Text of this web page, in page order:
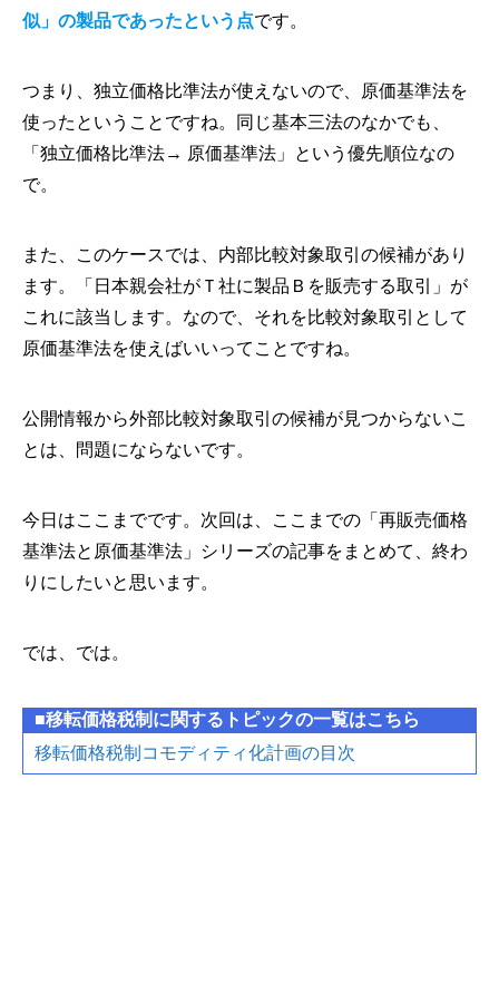
似」の製品であったという点です。
つまり、独立価格比準法が使えないので、原価基準法を
使ったということですね。同じ基本三法のなかでも、
「独立価格比準法→ 原価基準法」という優先順位なの
で。
また、このケースでは、内部比較対象取引の候補があり
ます。「日本親会社がＴ社に製品Ｂを販売する取引」が
これに該当します。なので、それを比較対象取引として
原価基準法を使えばいいってことですね。
公開情報から外部比較対象取引の候補が見つからないこ
とは、問題にならないです。
今日はここまでです。次回は、ここまでの「再販売価格
基準法と原価基準法」シリーズの記事をまとめて、終わ
りにしたいと思います。
では、では。
■移転価格税制に関するトピックの一覧はこちら
移転価格税制コモディティ化計画の目次